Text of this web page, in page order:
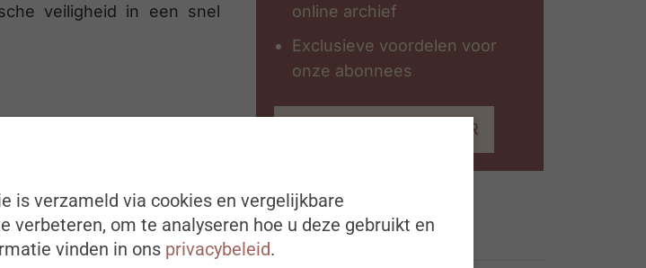
veiligheid in een snel
online archief
Exclusieve voordelen voor
onze abonnees
Abonneer op #ZigZagHR
Ook interessant
is verzameld via cookies en vergelijkbare
verbeteren, om te analyseren hoe u deze gebruikt en
vinden in ons privacybeleid.